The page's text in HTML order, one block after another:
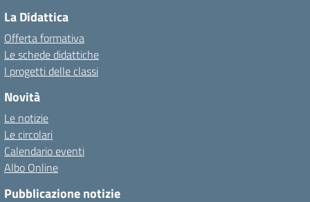
La Didattica
Offerta formativa
Le schede didattiche
I progetti delle classi
Novità
Le notizie
Le circolari
Calendario eventi
Albo Online
Pubblicazione notizie